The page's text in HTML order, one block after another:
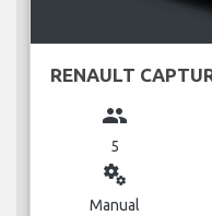
RENAULT
group
5
miscellaneous_services
Manual